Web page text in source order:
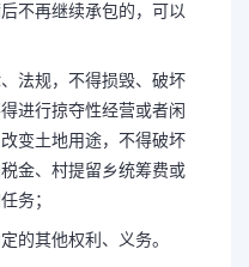
不再继续承包的，可以
法规，不得损毁、破坏
进行掠夺性经营或者闲
变土地用途，不得破坏
金、村提留乡统筹费或
务；
的其他权利、义务。